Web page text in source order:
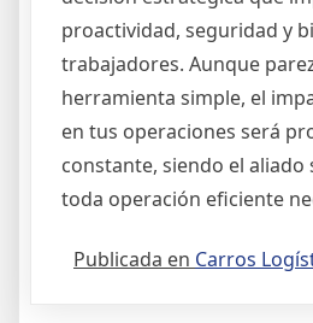
proactividad, seguridad y
trabajadores. Aunque
herramienta simple, el
en tus operaciones será
constante, siendo el aliado
toda operación eficiente
Publicada en Carros